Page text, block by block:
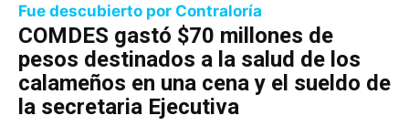
Fue descubierto por Contraloría
COMDES gastó $70 millones de
pesos destinados a la salud de los
calameños en una cena y el sueldo de
la secretaria Ejecutiva